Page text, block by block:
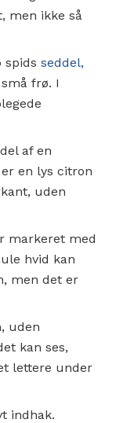
men ikke så
spids seddel,
frø. I
af en
en lys citron
uden
markeret med
hvid kan
men det er
uden
kan ses,
lettere under
indhak.